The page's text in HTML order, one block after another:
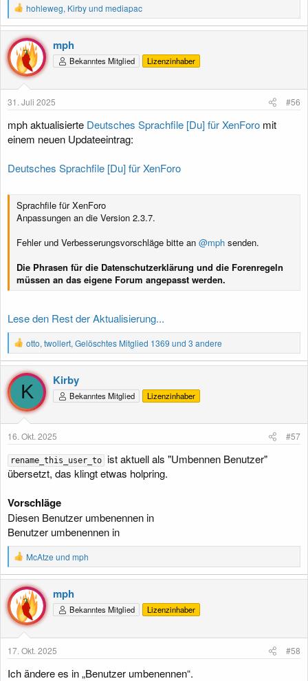
R
e
a
k
t
o
n
n
hohleweg, Kirbyund mediapac
mph
Bekanntes Mitglied Lizenzinhaber
31. Juli 2025 #56
mph aktualisierte Deutsches Sprachfile [Du] für XenForo mit
einem neuen Updateeintrag:
Deutsches Sprachfile [Du] für XenForo
Sprachfile für XenForo
Anpassungen an die Version 2.3.7.
Fehler und Verbesserungsvorschläge bitte an @mph senden.
Die Phrasen für die Datenschutzerklärung und die Forenregeln
müssen an das eigene Forum angepasst werden.
Lese den Rest der Aktualisierung...
R
e
a
k
t
i
o
n
n
:
otto, twollert, Gelöschtes Mitglied 1369 und 3 andere
K
Kirby
Bekanntes Mitglied Lizenzinhaber
16. Okt. 2025 #57
rename_this_user_to ist aktuell als "Umbennen Benutzer"
übersetzt, das klingt etwas holpring.
Vorschläge
Diesen Benutzer umbenennen in
Benutzer umbenennen in
R
e
a
k
t
o
n
n
McAtze und mph
mph
Bekanntes Mitglied Lizenzinhaber
17. Okt. 2025 #58
Ich ändere es in „Benutzer umbenennen“.